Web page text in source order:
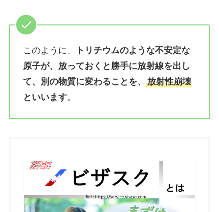
このように、
トリチウムのような不安定な
原子が、放っておくと勝手に放射線を出し
て、別の物質に変わることを、 放射性崩壊
といいます。